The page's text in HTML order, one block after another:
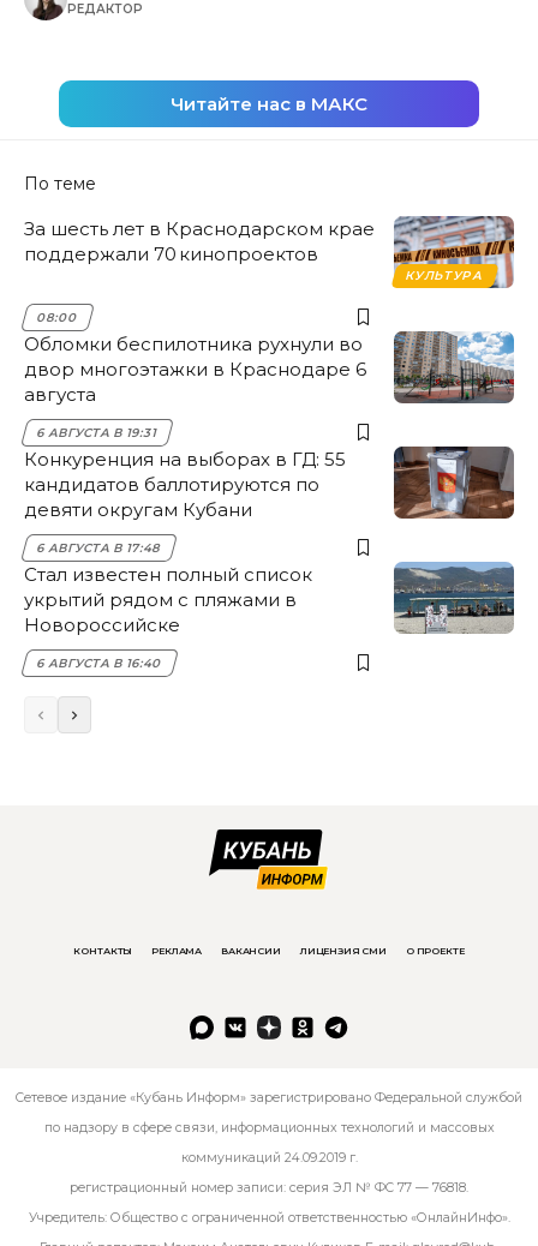
РЕДАКТОР
Читайте нас в МАКС
По теме
КУЛЬТУРА
За шесть лет в Краснодарском крае
поддержали 70 кинопроектов
08:00
Обломки беспилотника рухнули во
двор многоэтажки в Краснодаре 6
августа
6 АВГУСТА В 19:31
Конкуренция на выборах в ГД: 55
кандидатов баллотируются по
девяти округам Кубани
6 АВГУСТА В 17:48
Стал известен полный список
укрытий рядом с пляжами в
Новороссийске
6 АВГУСТА В 16:40
КОНТАКТЫ РЕКЛАМА ВАКАНСИИ ЛИЦЕНЗИЯ СМИ О ПРОЕКТЕ
Сетевое издание «Кубань Информ» зарегистрировано Федеральной службой
по надзору в сфере связи, информационных технологий и массовых
коммуникаций 24.09.2019 г.
регистрационный номер записи: серия ЭЛ № ФС 77 — 76818.
Учредитель: Общество с ограниченной ответственностью «ОнлайнИнфо».